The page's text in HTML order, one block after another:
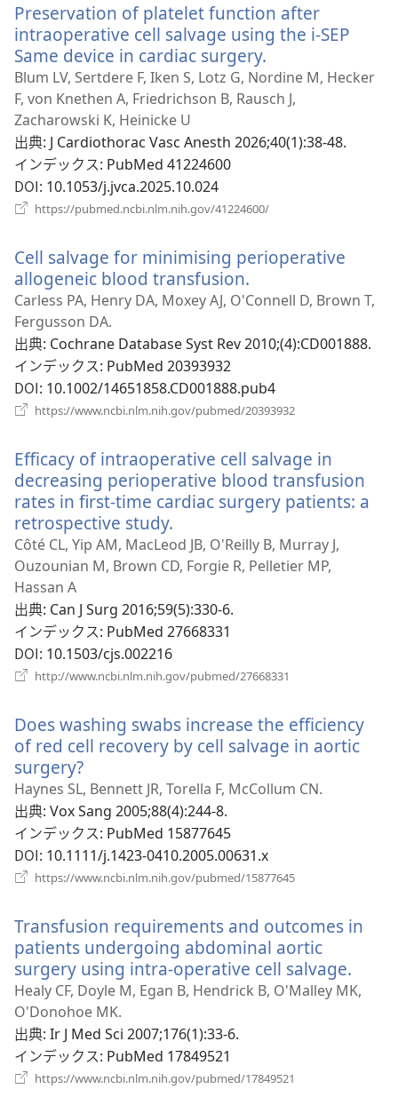
タ
ブ
で
く）
Preservation of platelet function after
intraoperative cell salvage using the i-SEP
Same device in cardiac surgery.
し
い
ブ
く）
Blum LV, Sertdere F, Iken S, Lotz G, Nordine M, Hecker
F, von Knethen A, Friedrichson B, Rausch J,
Zacharowski K, Heinicke U
出典‎: J Cardiothorac Vasc Anesth 2026;40(1):38-48.
インデックス‎: PubMed 41224600
DOI‎: 10.1053/j.jvca.2025.10.024
https://pubmed.ncbi.nlm.nih.gov/41224600/
タ
ブ
開
Cell salvage for minimising perioperative
allogeneic blood transfusion.
し
タ
で
開
Carless PA, Henry DA, Moxey AJ, O'Connell D, Brown T,
Fergusson DA.
出典‎: Cochrane Database Syst Rev 2010;(4):CD001888.
インデックス‎: PubMed 20393932
DOI‎: 10.1002/14651858.CD001888.pub4
https://www.ncbi.nlm.nih.gov/pubmed/20393932
タ
ブ
で
開
Efficacy of intraoperative cell salvage in
decreasing perioperative blood transfusion
rates in first-time cardiac surgery patients: a
retrospective study.
し
い
ブ
で
く）
Côté CL, Yip AM, MacLeod JB, O'Reilly B, Murray J,
Ouzounian M, Brown CD, Forgie R, Pelletier MP,
Hassan A
出典‎: Can J Surg 2016;59(5):330-6.
インデックス‎: PubMed 27668331
DOI‎: 10.1503/cjs.002216
http://www.ncbi.nlm.nih.gov/pubmed/27668331
タ
ブ
で
く）
Does washing swabs increase the efficiency
of red cell recovery by cell salvage in aortic
surgery?
し
い
タ
ブ
で
く）
Haynes SL, Bennett JR, Torella F, McCollum CN.
出典‎: Vox Sang 2005;88(4):244-8.
インデックス‎: PubMed 15877645
DOI‎: 10.1111/j.1423-0410.2005.00631.x
https://www.ncbi.nlm.nih.gov/pubmed/15877645
タ
ブ
で
開
く）
Transfusion requirements and outcomes in
patients undergoing abdominal aortic
surgery using intra-operative cell salvage.
し
Healy CF, Doyle M, Egan B, Hendrick B, O'Malley MK,
O'Donohoe MK.
出典‎: Ir J Med Sci 2007;176(1):33-6.
インデックス‎: PubMed 17849521
https://www.ncbi.nlm.nih.gov/pubmed/17849521